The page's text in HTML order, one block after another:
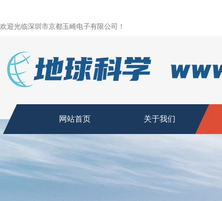
欢迎光临深圳市京都玉崎电子有限公司！
网站首页 关于我们